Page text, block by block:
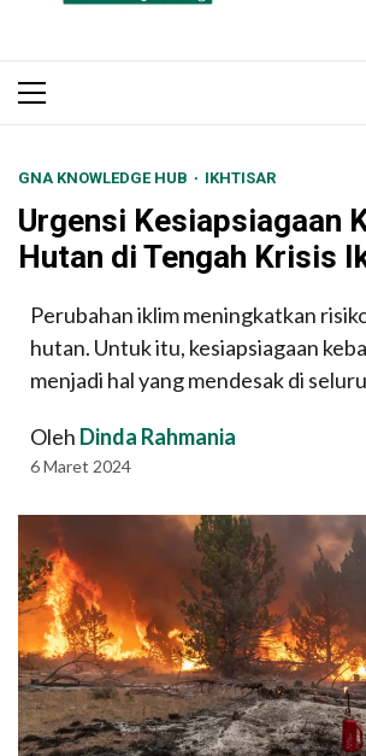
Primary
GNA KNOWLEDGE HUB IKHTISAR
Urgensi Kesiapsiagaan
Hutan di Tengah Krisis
Perubahan iklim meningkatkan
hutan. Untuk itu, kesiapsiagaan
menjadi hal yang mendesak di
Oleh Dinda Rahmania
6 Maret 2024